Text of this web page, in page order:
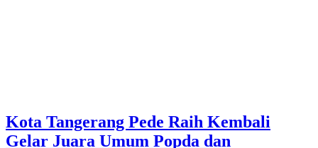
Kota Tangerang Pede Raih Kembali
Gelar Juara Umum Popda dan